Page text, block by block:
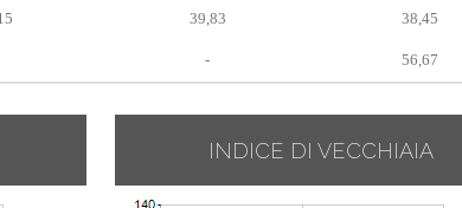
39,83 38,45
- 56,67
INDICE DI VECCHIAIA